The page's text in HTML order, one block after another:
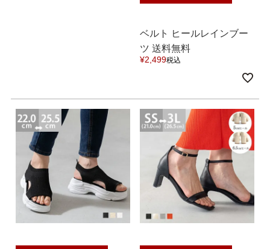
ベルト ヒールレインブー
ツ 送料無料
¥2,499税込